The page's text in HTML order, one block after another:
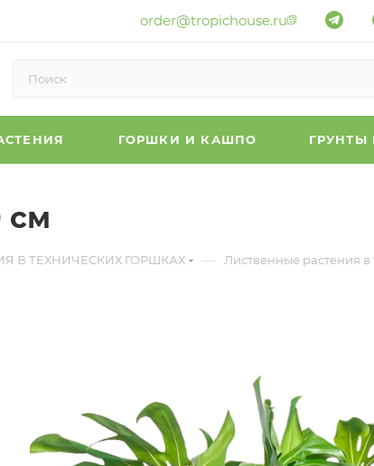
order@tropichouse.ru
ГОРШКИ И КАШПО ГРУНТЫ
см
В ТЕХНИЧЕСКИХ ГОРШКАХ — Лиственные растения